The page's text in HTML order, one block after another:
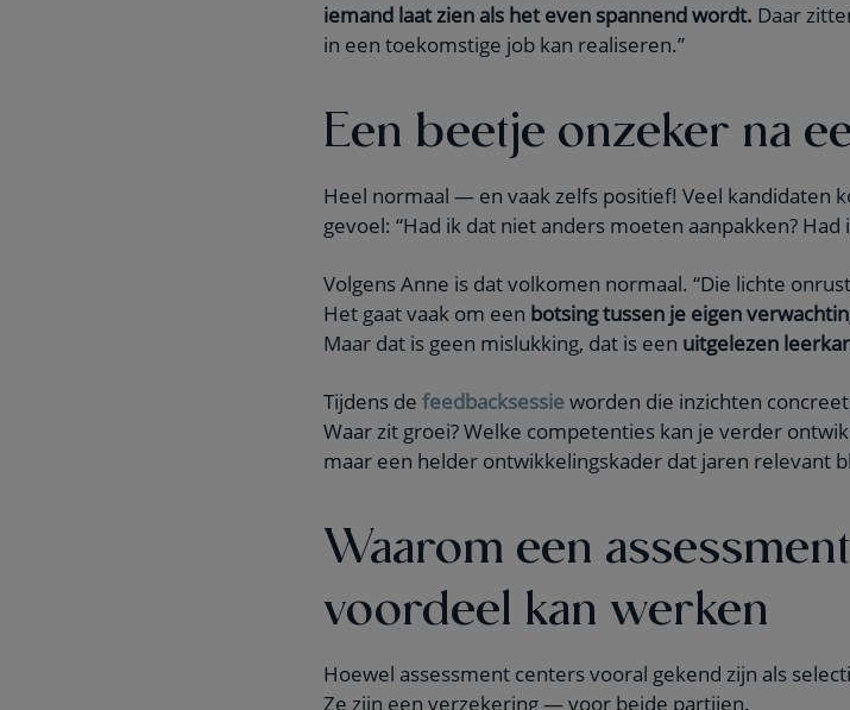
iemand laat zien als het even spannend wordt. Daar
in een toekomstige job kan realiseren.”
Een beetje onzeker na
Heel normaal — en vaak zelfs positief! Veel kandidaten
gevoel: “Had ik dat niet anders moeten aanpakken?
Volgens Anne is dat volkomen normaal. “Die lichte
Het gaat vaak om een botsing tussen je eigen
Maar dat is geen mislukking, dat is een uitgelezen
Tijdens de feedbacksessieworden die inzichten
Waar zit groei? Welke competenties kan je verder
maar een helder ontwikkelingskader dat jaren relevant
Waarom een
voordeel kan werken
Hoewel assessment centers vooral gekend zijn als
Ze zijn een verzekering — voor beide partijen.